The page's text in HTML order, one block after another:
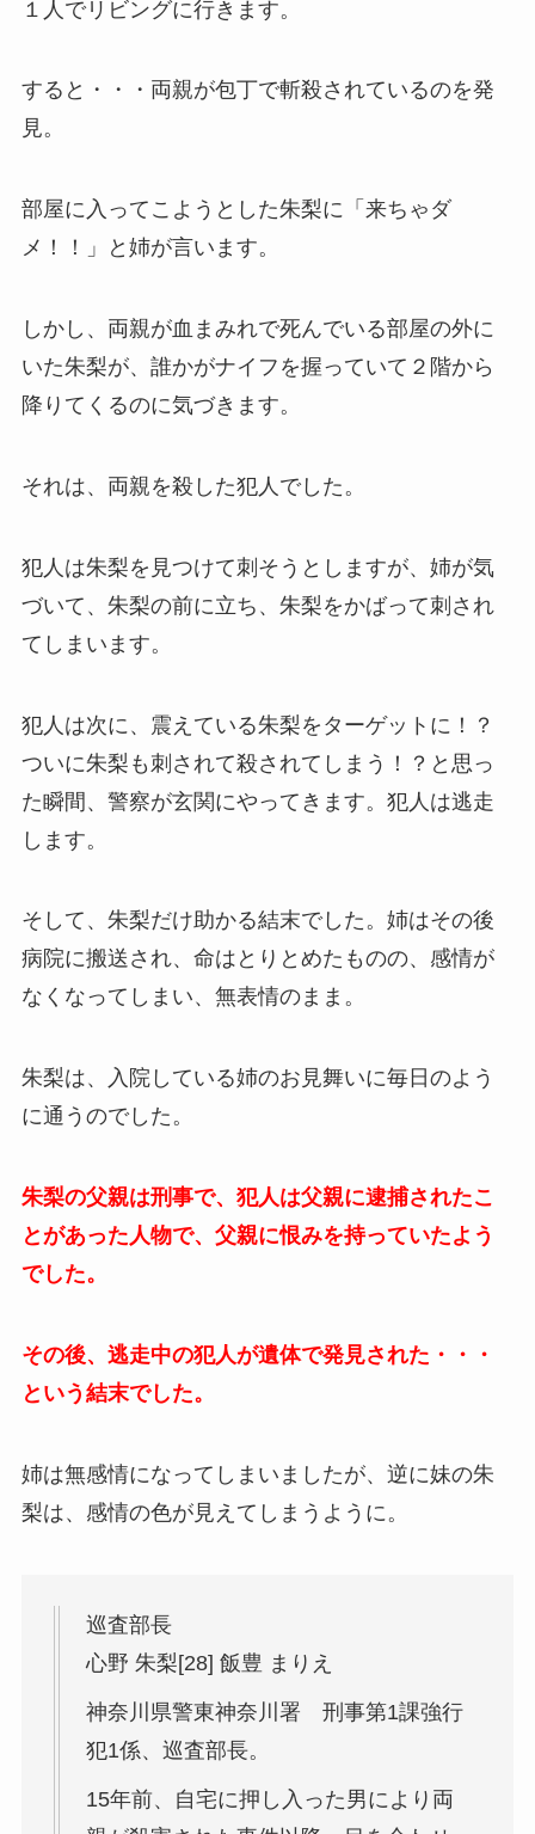
１人でリビングに行きます。
すると・・・両親が包丁で斬殺されているのを発
見。
部屋に入ってこようとした朱梨に「来ちゃダ
メ！！」と姉が言います。
しかし、両親が血まみれで死んでいる部屋の外に
いた朱梨が、誰かがナイフを握っていて２階から
降りてくるのに気づきます。
それは、両親を殺した犯人でした。
犯人は朱梨を見つけて刺そうとしますが、姉が気
づいて、朱梨の前に立ち、朱梨をかばって刺され
てしまいます。
犯人は次に、震えている朱梨をターゲットに！？
ついに朱梨も刺されて殺されてしまう！？と思っ
た瞬間、警察が玄関にやってきます。犯人は逃走
します。
そして、朱梨だけ助かる結末でした。姉はその後
病院に搬送され、命はとりとめたものの、感情が
なくなってしまい、無表情のまま。
朱梨は、入院している姉のお見舞いに毎日のよう
に通うのでした。
朱梨の父親は刑事で、犯人は父親に逮捕されたこ
とがあった人物で、父親に恨みを持っていたよう
でした。
その後、逃走中の犯人が遺体で発見された・・・
という結末でした。
姉は無感情になってしまいましたが、逆に妹の朱
梨は、感情の色が見えてしまうように。
巡査部長
心野 朱梨[28] 飯豊 まりえ
神奈川県警東神奈川署 刑事第1課強行
犯1係、巡査部長。
15年前、自宅に押し入った男により両